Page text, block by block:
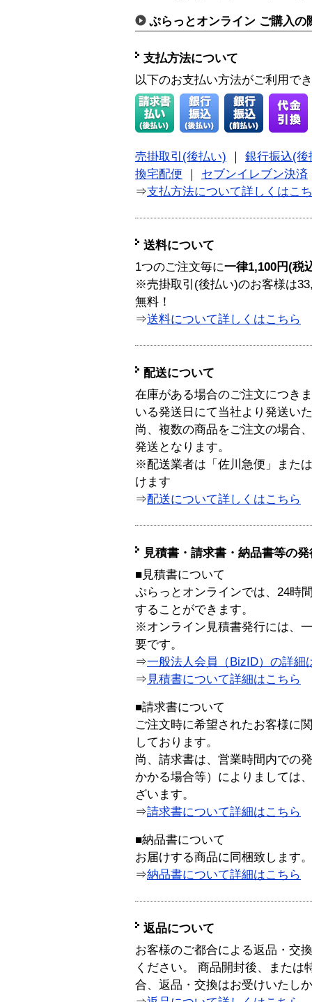
ぷらっとオンライン ご購入の
支払方法について
以下のお支払い方法がご利用で
売掛取引(後払い)
銀行振込(後
換宅配便
セブンイレブン決済
⇒支払方法について詳しくはこ
送料について
1つのご注文毎に一律1,100円(税
※売掛取引(後払い)のお客様は
無料！
⇒送料について詳しくはこちら
配送について
在庫がある場合のご注文につき
いる発送日にて当社より発送い
尚、複数の商品をご注文の場合
発送となります。
※配送業者は「佐川急便」また
けます
⇒配送について詳しくはこちら
見積書・請求書・納品書等の
■見積書について
ぷらっとオンラインでは、24時
することができます。
※オンライン見積書発行には、
要です。
⇒一般法人会員（BizID）の詳細
⇒ 見積書について詳細はこちら
■請求書について
ご注文時に希望されたお客様に
しております。
尚、請求書は、営業時間内での
かかる場合等）によりましては
ざいます。
⇒請求書について詳細はこちら
■納品書について
お届けする商品に同梱致します。
⇒納品書について詳細はこちら
返品について
お客様のご都合による返品・交
ください。 商品開封後、または
合、返品・交換はお受けいたし